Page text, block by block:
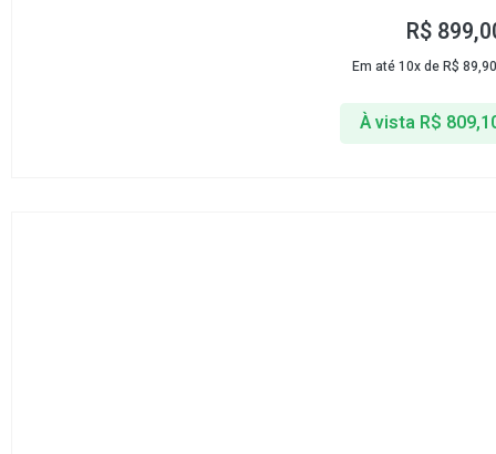
R$
Em até 10x deR$ 89,90
À vista R$